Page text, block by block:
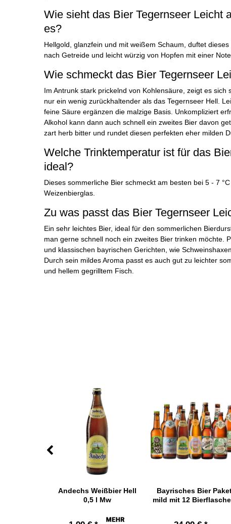
Wie sieht das Bier Tegernseer Leicht
es?
Hellgold, glanzfein und mit weißem Schaum, duftet
nach Getreide und leicht würzig von Hopfen mit einer
Wie schmeckt das Bier Tegernseer
Im Antrunk stark prickelnd von Kohlensäure, zeigt es sich
nur ein wenig zurückhaltender als das Tegernseer Hell.
feine Säure ergänzen die malzige Basis. Unkompliziert
Alkohol kann dann auch schnell ein zweites Bier davon
zart herb bitter und rundet diesen perfekten eher milden
Welche Trinktemperatur ist für das
ideal?
Dieses sommerliche Bier schmeckt am besten bei 5 - 7
Weizenbierglas.
Zu was passt das Bier Tegernseer
Ein sehr leichtes Bier, ideal für den sommerlichen
man gerne schnell noch ein zweites Bier trinken möchte.
und klassischen bayrischen Gerichten, wie
Durch sein mildes Aroma passt es auch gut zu leichter
und hellem gegrilltem Fisch.
Andechs Weißbier Hell
0,5 l Mw
Bayrisches Bier
mild mit 12